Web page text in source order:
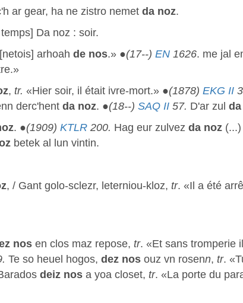
ar gear, ha ne zistro nemet da noz.
Da noz : soir.
arhoah de nos.» ●(17--) EN 1626. me jal
, tr. «Hier soir, il était ivre-mort.» ●(1878) EKG II
derc'hent da noz. ●(18--) SAQ II 57. D'ar zul
. ●(1909) KTLR 200. Hag eur zulvez da noz
betek al lun vintin.
, / Gant golo-sclezr, leterniou-kloz, tr. «Il a été
nos en clos maz repose, tr. «Et sans tromperie
Te so heuel hogos, dez nos ouz vn rosenn, tr.
deiz nos a yoa closet, tr. «La porte du